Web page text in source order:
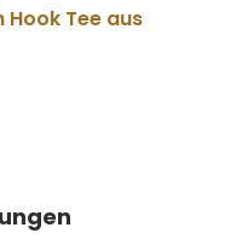
Hook Tee aus